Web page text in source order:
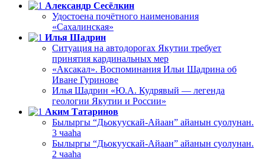
Александр Сесёлкин
Удостоена почётного наименования
«Сахалинская»
Илья Шадрин
Ситуация на автодорогах Якутии требует
принятия кардинальных мер
«Аксакал». Воспоминания Ильи Шадрина об
Иване Гуринове
Илья Шадрин «Ю.А. Кудрявый — легенда
геологии Якутии и России»
Аким Татаринов
Былыргы “Дьокуускай-Айаан” айанын суолунан.
3 чааһа
Былыргы “Дьокуускай-Айаан” айанын суолунан.
2 чааһа